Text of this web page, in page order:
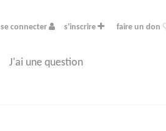
se connecter s'inscrire faire un don
J'ai une question